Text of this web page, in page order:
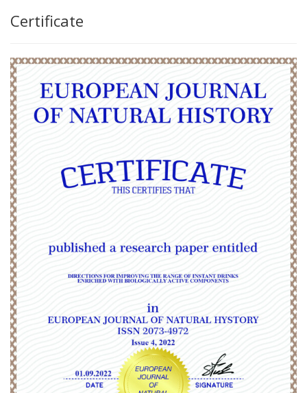
Certificate